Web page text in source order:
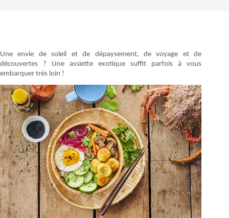
Une envie de soleil et de dépaysement, de voyage et de
découvertes ? Une assiette exotique suffit parfois à vous
embarquer très loin !